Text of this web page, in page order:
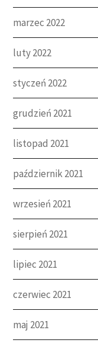
marzec 2022
luty 2022
styczeń 2022
grudzień 2021
listopad 2021
październik 2021
wrzesień 2021
sierpień 2021
lipiec 2021
czerwiec 2021
maj 2021